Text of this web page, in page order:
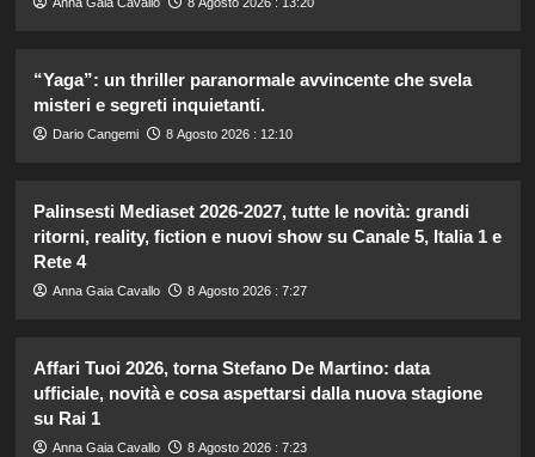
5
“Pressione alta, nausea e mal di
testa, ho temuto il peggio.”
Cristina Marino e Luca Argentero:
un nuovo bambino in arrivo? Indizi
sulla terza gravidanza.
su madre e fallimenti emotivi
“Yaga”: un thriller paranormale avvincente che svela
misteri e segreti inquietanti.
Dario Cangemi 8 Agosto 2026 : 12:10
Palinsesti Mediaset 2026-2027, tutte le novità: grandi
ritorni, reality, fiction e nuovi show su Canale 5, Italia 1 e
Rete 4
Anna Gaia Cavallo 8 Agosto 2026 : 7:27
Affari Tuoi 2026, torna Stefano De Martino: data
ufficiale, novità e cosa aspettarsi dalla nuova stagione
su Rai 1
Anna Gaia Cavallo 8 Agosto 2026 : 7:23